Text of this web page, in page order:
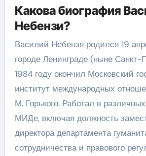
Какова биография
Небензи?
Василий Небензя родился 19
городе Ленинграде (ныне Санкт-
1984 году окончил Московский
институт международных
М. Горького. Работал в
МИДе, включая должность
директора департамента
сотрудничества и правового